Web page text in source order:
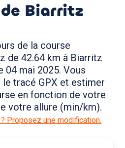
Biarritz
de la course
de 42.64 km à Biarritz
04 mai 2025. Vous
tracé GPX et estimer
en fonction de votre
votre allure (min/km).
Proposez une modification.